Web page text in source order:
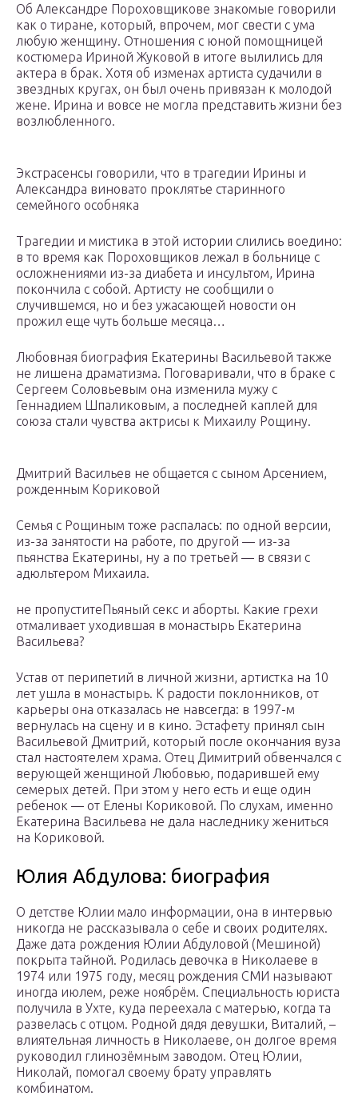
Об Александре Пороховщикове знакомые говорили
как о тиране, который, впрочем, мог свести с ума
любую женщину. Отношения с юной помощницей
костюмера Ириной Жуковой в итоге вылились для
актера в брак. Хотя об изменах артиста судачили в
звездных кругах, он был очень привязан к молодой
жене. Ирина и вовсе не могла представить жизни без
возлюбленного.
Экстрасенсы говорили, что в трагедии Ирины и
Александра виновато проклятье старинного
семейного особняка
Трагедии и мистика в этой истории слились воедино:
в то время как Пороховщиков лежал в больнице с
осложнениями из-за диабета и инсультом, Ирина
покончила с собой. Артисту не сообщили о
случившемся, но и без ужасающей новости он
прожил еще чуть больше месяца…
Любовная биография Екатерины Васильевой также
не лишена драматизма. Поговаривали, что в браке с
Сергеем Соловьевым она изменила мужу с
Геннадием Шпаликовым, а последней каплей для
союза стали чувства актрисы к Михаилу Рощину.
Дмитрий Васильев не общается с сыном Арсением,
рожденным Кориковой
Семья с Рощиным тоже распалась: по одной версии,
из-за занятости на работе, по другой — из-за
пьянства Екатерины, ну а по третьей — в связи с
адюльтером Михаила.
не пропуститеПьяный секс и аборты. Какие грехи
отмаливает уходившая в монастырь Екатерина
Васильева?
Устав от перипетий в личной жизни, артистка на 10
лет ушла в монастырь. К радости поклонников, от
карьеры она отказалась не навсегда: в 1997-м
вернулась на сцену и в кино. Эстафету принял сын
Васильевой Дмитрий, который после окончания вуза
стал настоятелем храма. Отец Димитрий обвенчался с
верующей женщиной Любовью, подарившей ему
семерых детей. При этом у него есть и еще один
ребенок — от Елены Кориковой. По слухам, именно
Екатерина Васильева не дала наследнику жениться
на Кориковой.
Юлия Абдулова: биография
О детстве Юлии мало информации, она в интервью
никогда не рассказывала о себе и своих родителях.
Даже дата рождения Юлии Абдуловой (Мешиной)
покрыта тайной. Родилась девочка в Николаеве в
1974 или 1975 году, месяц рождения СМИ называют
иногда июлем, реже ноябрём. Специальность юриста
получила в Ухте, куда переехала с матерью, когда та
развелась с отцом. Родной дядя девушки, Виталий, –
влиятельная личность в Николаеве, он долгое время
руководил глинозёмным заводом. Отец Юлии,
Николай, помогал своему брату управлять
комбинатом.